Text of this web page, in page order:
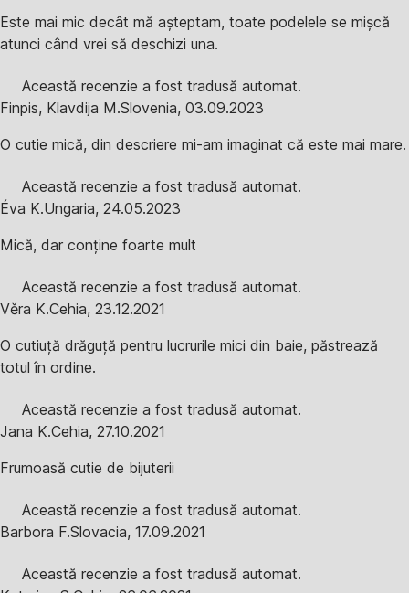
Este mai mic decât mă așteptam, toate podelele se mișcă
atunci când vrei să deschizi una.
Această recenzie a fost tradusă automat.
Finpis, Klavdija M.Slovenia, 03.09.2023
O cutie mică, din descriere mi-am imaginat că este mai mare.
Această recenzie a fost tradusă automat.
Éva K.Ungaria, 24.05.2023
Mică, dar conține foarte mult
Această recenzie a fost tradusă automat.
Věra K.Cehia, 23.12.2021
O cutiuță drăguță pentru lucrurile mici din baie, păstrează
totul în ordine.
Această recenzie a fost tradusă automat.
Jana K.Cehia, 27.10.2021
Frumoasă cutie de bijuterii
Această recenzie a fost tradusă automat.
Barbora F.Slovacia, 17.09.2021
Această recenzie a fost tradusă automat.